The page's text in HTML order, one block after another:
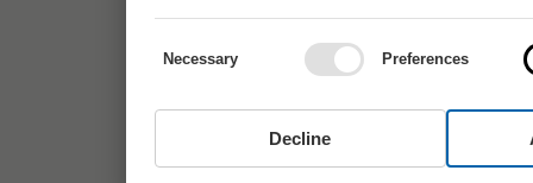
Necessary Preferences
Decline